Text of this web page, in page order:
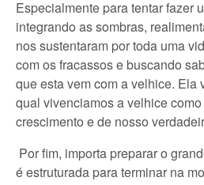
Especialmente para tentar fazer
integrando as sombras,
nos sustentaram por toda uma
com os fracassos e buscando
que esta vem com a velhice. Ela
qual vivenciamos a velhice
crescimento e de nosso
Por fim, importa preparar o
é estruturada para terminar na